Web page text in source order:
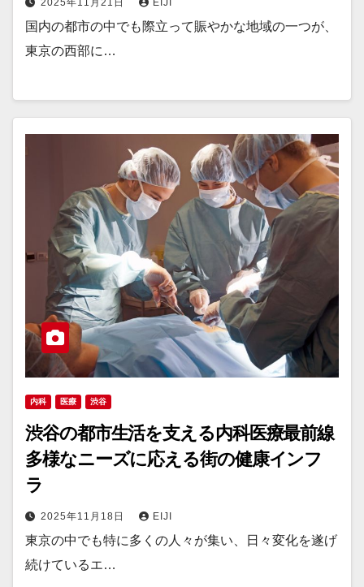
国内の都市の中でも際立って賑やかな地域の一つが、
東京の西部に…
内科 医療 渋谷
渋谷の都市生活を支える内科医療最前線
多様なニーズに応える街の健康インフ
ラ
2025年11月18日 EIJI
東京の中でも特に多くの人々が集い、日々変化を遂げ
続けているエ…